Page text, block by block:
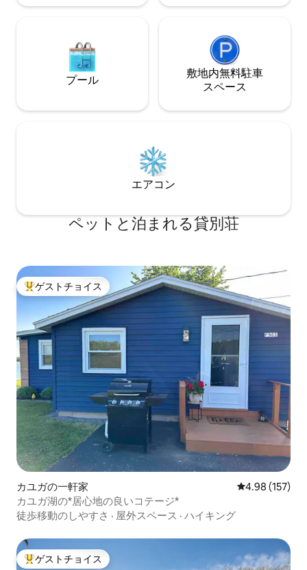
プール
敷地内無料駐⁠車
ス⁠ペ⁠ー⁠ス
エアコン
ペットと泊まれる貸別荘
大好評のゲストチョイスです。
ゲストチョイス
カユガの一軒家 レビュー157
4.98 (157)
カユガ湖の*居心地の良いコテージ*
徒歩移動のしやすさ · 屋外スペース · ハイキング
大好評のゲストチョイスです。
ゲストチョイス